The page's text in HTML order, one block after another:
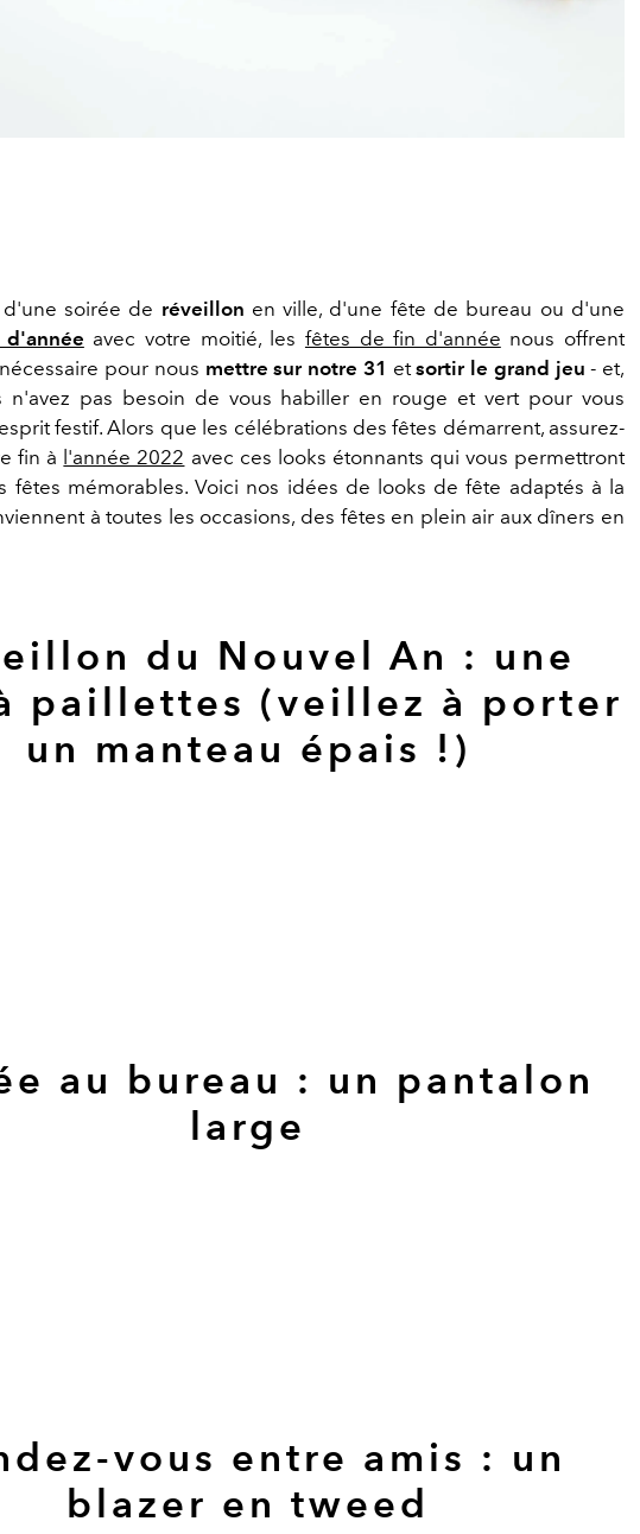
soirée de réveillon en ville, d'une fête de bureau ou d'une
avec votre moitié, les fêtes de fin d'année nous offrent
pour nous mettre sur notre 31 etsortir le grand jeu - et,
n'avez pas besoin de vous habiller en rouge et vert pour vous
festif. Alors que les célébrations des fêtes démarrent, assurez-
fin à l'année 2022 avec ces looks étonnants qui vous permettront
fêtes mémorables. Voici nos idées de looks de fête adaptés à la
à toutes les occasions, des fêtes en plein air aux dîners en
du Nouvel An : une
paillettes (veillez à porter
un manteau épais !)
au bureau : un pantalon
large
vous entre amis : un
blazer en tweed